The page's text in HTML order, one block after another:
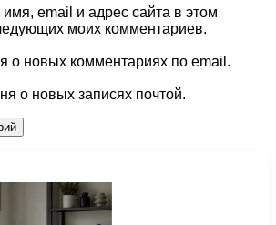
email и адрес сайта в этом
моих комментариев.
о новых комментариях по email.
о новых записях почтой.